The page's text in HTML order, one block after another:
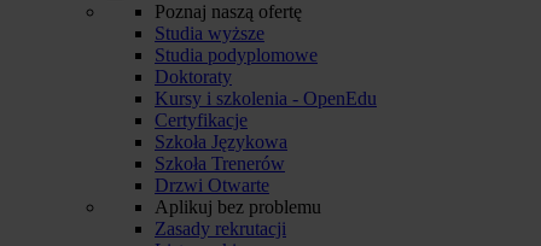
Poznaj naszą ofertę
Studia wyższe
Studia podyplomowe
Doktoraty
Kursy i szkolenia - OpenEdu
Certyfikacje
Szkoła Językowa
Szkoła Trenerów
Drzwi Otwarte
Aplikuj bez problemu
Zasady rekrutacji